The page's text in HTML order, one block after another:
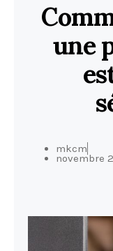
une
mkcm
novembre